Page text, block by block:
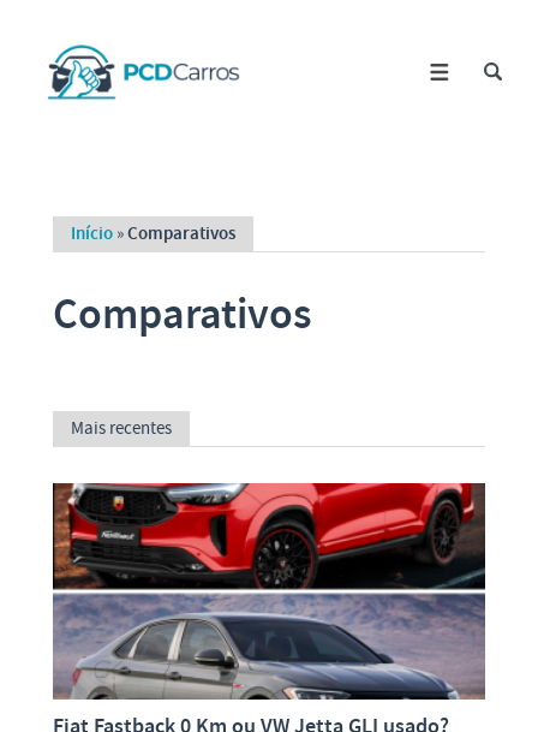
Início »Comparativos
Comparativos
Mais recentes
Fiat Fastback 0 Km ou VW Jetta GLI usado?